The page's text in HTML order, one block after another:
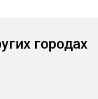
городах